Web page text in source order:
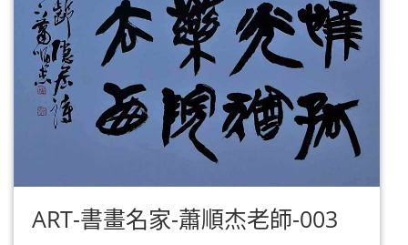
ART-書畫名家-蕭順杰老師-003